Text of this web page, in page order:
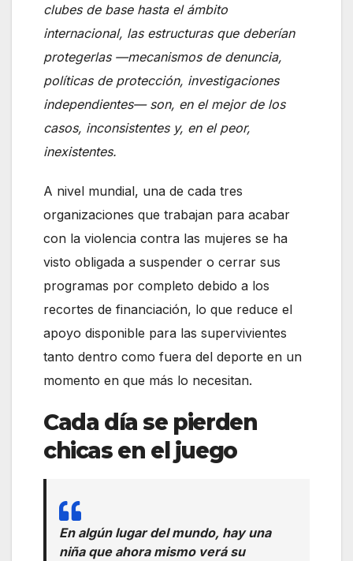
clubes de base hasta el ámbito
internacional, las estructuras que deberían
protegerlas —mecanismos de denuncia,
políticas de protección, investigaciones
independientes— son, en el mejor de los
casos, inconsistentes y, en el peor,
inexistentes.
A nivel mundial, una de cada tres
organizaciones que trabajan para acabar
con la violencia contra las mujeres se ha
visto obligada a suspender o cerrar sus
programas por completo debido a los
recortes de financiación, lo que reduce el
apoyo disponible para las supervivientes
tanto dentro como fuera del deporte en un
momento en que más lo necesitan.
Cada día se pierden
chicas en el juego
En algún lugar del mundo, hay una
niña que ahora mismo verá su